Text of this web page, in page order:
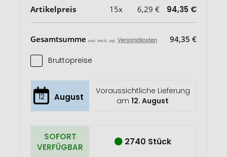
Artikelpreis 15x 6,29 € 94,35 €
Gesamtsumme exkl. MwSt. zzgl. Versandkosten 94,35 €
Bruttopreise
12 August
Voraussichtliche Lieferung
am12. August
SOFORT
VERFÜGBAR
2740 Stück